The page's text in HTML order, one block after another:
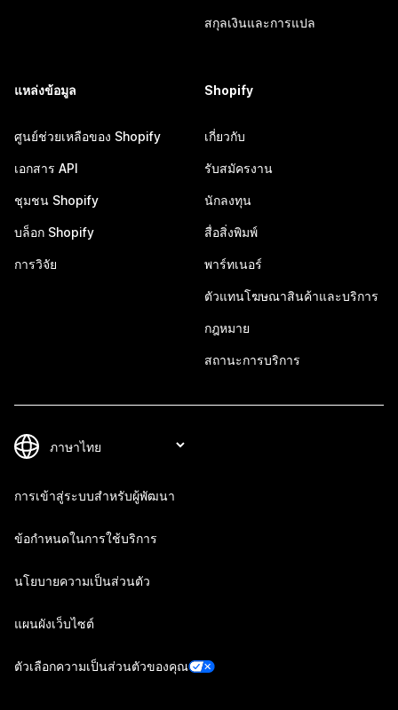
สกุลเงินและการแปล
แหล่งข้อมูล
ศูนย์ช่วยเหลือของ Shopify
เอกสาร API
ชุมชน Shopify
บล็อก Shopify
การวิจัย
Shopify
เกี่ยวกับ
รับสมัครงาน
นักลงทุน
สื่อสิ่งพิมพ์
พาร์ทเนอร์
ตัวแทนโฆษณาสินค้าและบริการ
กฎหมาย
สถานะการบริการ
การเข้าสู่ระบบสำหรับผู้พัฒนา
ข้อกำหนดในการใช้บริการ
นโยบายความเป็นส่วนตัว
แผนผังเว็บไซต์
ตัวเลือกความเป็นส่วนตัวของคุณ